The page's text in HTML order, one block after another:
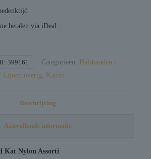
betalen via iDeal
399161 Categorieën:
Halsbanden /
Lijnen overig Katten
Beschrijving
Aanvullende informatie
Kat Nylon Assorti